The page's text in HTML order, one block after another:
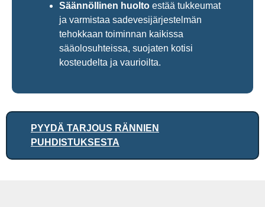
Säännöllinen huolto estää tukkeumat
ja varmistaa sadevesijärjestelmän
tehokkaan toiminnan kaikissa
sääolosuhteissa, suojaten kotisi
kosteudelta ja vaurioilta.
PYYDÄ TARJOUS RÄNNIEN
PUHDISTUKSESTA